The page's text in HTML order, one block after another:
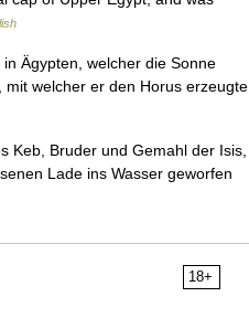
Ägypten, welcher die Sonne
welcher er den Horus erzeugte.
Bruder und Gemahl der Isis,
Lade ins Wasser geworfen
18+